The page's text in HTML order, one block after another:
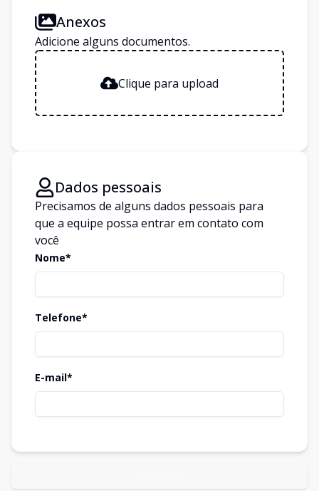
Anexos
Adicione alguns documentos.
Clique para upload
Dados pessoais
Precisamos de alguns dados pessoais para
que a equipe possa entrar em contato com
você
Nome*
Telefone*
E-mail*